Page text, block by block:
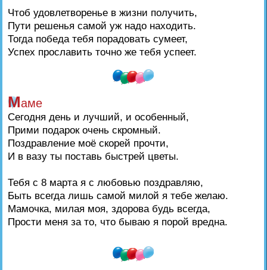
Чтоб удовлетворенье в жизни получить,
Пути решенья самой уж надо находить.
Тогда победа тебя порадовать сумеет,
Успех прославить точно же тебя успеет.
Маме
Сегодня день и лучший, и особенный,
Прими подарок очень скромный.
Поздравление моё скорей прочти,
И в вазу ты поставь быстрей цветы.
Тебя с 8 марта я с любовью поздравляю,
Быть всегда лишь самой милой я тебе желаю.
Мамочка, милая моя, здорова будь всегда,
Прости меня за то, что бываю я порой вредна.